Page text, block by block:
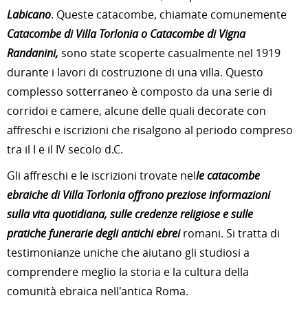
Labicano. Queste catacombe, chiamate comunemente
Catacombe di Villa Torlonia o Catacombe di Vigna
Randanini, sono state scoperte casualmente nel 1919
durante i lavori di costruzione di una villa. Questo
complesso sotterraneo è composto da una serie di
corridoi e camere, alcune delle quali decorate con
affreschi e iscrizioni che risalgono al periodo compreso
tra il I e il IV secolo d.C.
Gli affreschi e le iscrizioni trovate nelle catacombe
ebraiche di Villa Torlonia offrono preziose informazioni
sulla vita quotidiana, sulle credenze religiose e sulle
pratiche funerarie degli antichi ebreiromani. Si tratta di
testimonianze uniche che aiutano gli studiosi a
comprendere meglio la storia e la cultura della
comunità ebraica nell'antica Roma.